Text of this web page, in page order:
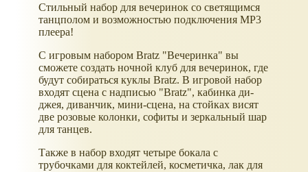
Стильный набор для вечеринок со светящимся
танцполом и возможностью подключения MP3
плеера!
С игровым набором Bratz "Вечеринка" вы
сможете создать ночной клуб для вечеринок, где
будут собираться куклы Bratz. В игровой набор
входят сцена с надписью "Bratz", кабинка ди-
джея, диванчик, мини-сцена, на стойках висят
две розовые колонки, софиты и зеркальный шар
для танцев.
Также в набор входят четыре бокала с
трубочками для коктейлей, косметичка, лак для